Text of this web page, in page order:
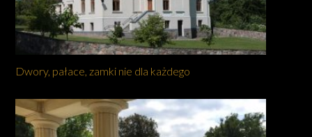
Dwory, pałace, zamki nie dla każdego